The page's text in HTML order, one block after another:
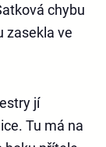
chybu
zasekla ve
jí
Tu má na